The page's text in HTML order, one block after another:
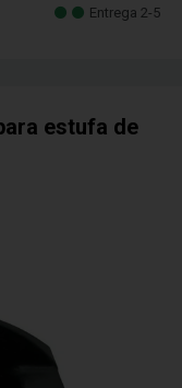
Entrega 2-5
estufa de